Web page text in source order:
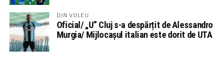
DIN VOLEU
Oficial/ „U” Cluj s-a despărțit de Alessandro
Murgia/ Mijlocașul italian este dorit de UTA